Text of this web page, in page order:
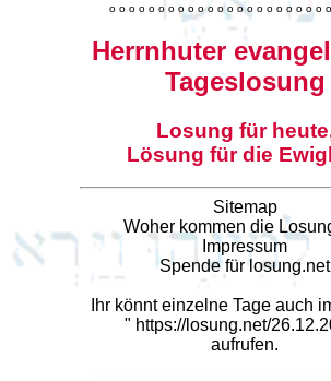
o o o o o o o o o o o o o o o o o o o o o o o
Herrnhuter
Tageslosung
Losung für
Lösung für die
Sitemap
Woher kommen die
Impressum
Spende für losung.net
Ihr könnt einzelne Tage auch
" https://losung.net/
aufrufen.